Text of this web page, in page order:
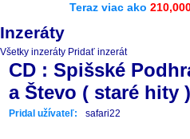
Teraz viac ako
Inzeráty
Všetky inzeráty Pridať inzerát
CD : Spišské
a Števo ( staré hity )
Pridal užívateľ: safari22